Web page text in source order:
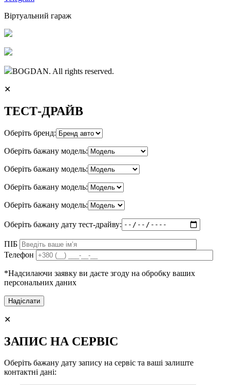
Віртуальний гараж
BOGDAN. All rights reserved.
✕
ТЕСТ-ДРАЙВ
Оберіть бренд:
Оберіть бажану модель:
Оберіть бажану модель:
Оберіть бажану модель:
Оберіть бажану модель:
Оберіть бажану дату тест-драйву:
ПІБ
Телефон
*Надсилаючи заявку ви даєте згоду на обробку ваших
персональних даних
✕
ЗАПИС НА СЕРВІС
Оберіть бажану дату запису на сервіс та ваші залиште
контактні дані: